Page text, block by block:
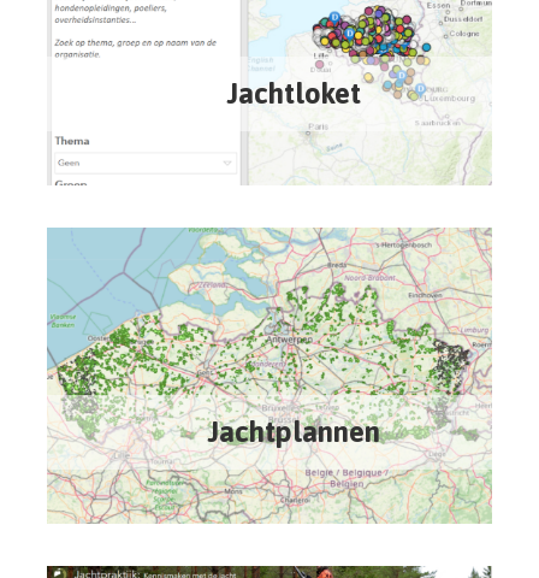
Jachtloket
Jachtplannen